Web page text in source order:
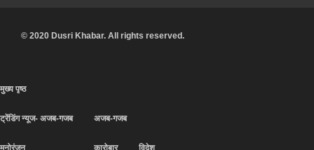
© 2020 Dusri Khabar. All rights reserved.
मुख्य पृष्ठ
ट्रेंडिंग न्यूज- अजब-गजब
मनोरंजन
अजब-गजब
कारोबार विदेश